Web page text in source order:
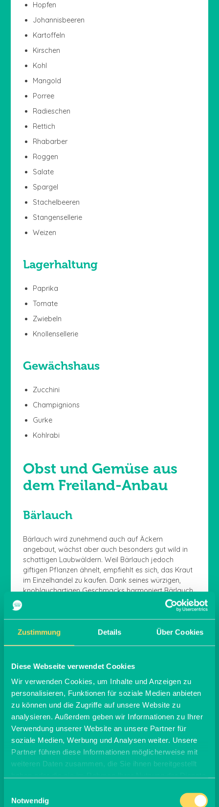
Zustimmung Details Über Cookies
Diese Webseite verwendet Cookies
Wir verwenden Cookies, um Inhalte und Anzeigen zu
personalisieren, Funktionen für soziale Medien anbieten
zu können und die Zugriffe auf unsere Website zu
analysieren. Außerdem geben wir Informationen zu Ihrer
Verwendung unserer Website an unsere Partner für
soziale Medien, Werbung und Analysen weiter. Unsere
Partner führen diese Informationen möglicherweise mit
weiteren Daten zusammen, die Sie ihnen bereitgestellt
Notwendig
Hopfen
Johannisbeeren
Kartoffeln
Kirschen
Kohl
Mangold
Porree
Radieschen
Rettich
Rhabarber
Roggen
Salate
Spargel
Stachelbeeren
Stangensellerie
Weizen
Lagerhaltung
Paprika
Tomate
Zwiebeln
Knollensellerie
Gewächshaus
Zucchini
Champignions
Gurke
Kohlrabi
Obst und Gemüse aus
dem Freiland-Anbau
Bärlauch
Bärlauch wird zunehmend auch auf Äckern
angebaut, wächst aber auch besonders gut wild in
schattigen Laubwäldern. Weil Bärlauch jedoch
giftigen Pflanzen ähnelt, empfiehlt es sich, das Kraut
im Einzelhandel zu kaufen. Dank seines würzigen,
knoblauchartigen Geschmacks harmoniert Bärlauch
sehr gut mit vielen Gerichten – egal ob in Rohkost-
Salaten, beim Kochen oder Backen. Viele Rezepte
mit Bärlauch findest Du in unserem Beitrag zu
diesem schmackhaften Wildkraut.
Weiße und braune Champignons gehören zu den
Pilzsorten, die roh und gekocht genießbar sind, und
deshalb in der Küche oft Verwendung finden. Im
Salat, auf der Pizza, gefüllt und überbacken –
Champignons sind die beliebteste Pilzart in
Deutschland. Sie stellen geringe Ansprüche an ihren
Standort und mögen es eher kühl.
Feldsalat
Feldsalat gehört zu den wenigen frischen Salaten,